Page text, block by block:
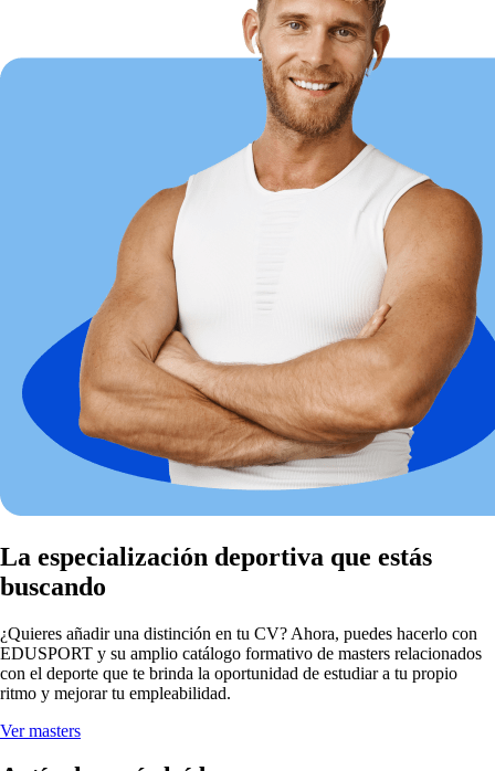
La especialización deportiva que estás
buscando
¿Quieres añadir una distinción en tu CV? Ahora, puedes hacerlo con
EDUSPORT y su amplio catálogo formativo de masters relacionados
con el deporte que te brinda la oportunidad de estudiar a tu propio
ritmo y mejorar tu empleabilidad.
Ver masters